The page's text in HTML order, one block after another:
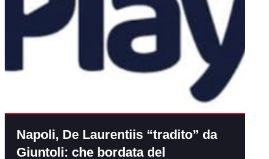
Napoli, De Laurentiis “tradito” da
Giuntoli: che bordata del